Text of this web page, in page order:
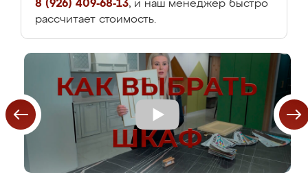
8 (926) 409-68-13, и наш менеджер быстро
рассчитает стоимость.